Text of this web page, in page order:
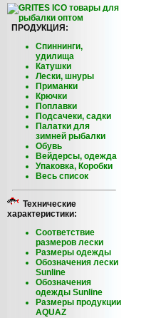
ПРОДУКЦИЯ:
Спиннинги,
удилища
Катушки
Лески, шнуры
Приманки
Крючки
Поплавки
Подсачеки, садки
Палатки для
зимней рыбалки
Обувь
Вейдерсы, одежда
Упаковка, Коробки
Весь список
Технические
характеристики:
Соответствие
размеров лески
Размеры одежды
Обозначения лески
Sunline
Обозначения
одежды Sunline
Размеры продукции
AQUAZ